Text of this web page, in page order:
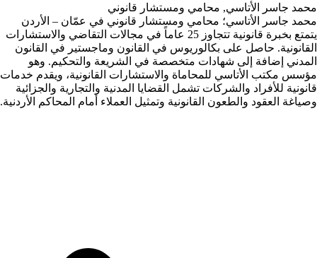
محمد جاسر الأتاسي, محامي ومستشار قانوني
محمد جاسر الأتاسي؛ محامي ومستشار قانوني في عمّان – الأردن
يتمتع بخبرة قانونية تتجاوز 25 عاماً في مجالات التقاضي والاستشارات
القانونية. حاصل على بكالوريوس في القانون وماجستير في القانون
المدني إضافة إلى شهادات متخصصة في الشريعة والتحكيم. وهو
مؤسس مكتب الأتاسي للمحاماة والاستشارات القانونية، ويقدم خدمات
قانونية للأفراد والشركات تشمل القضايا المدنية والتجارية والجزائية
وصياغة العقود والطعون القانونية وتمثيل العملاء أمام المحاكم الأردنية.